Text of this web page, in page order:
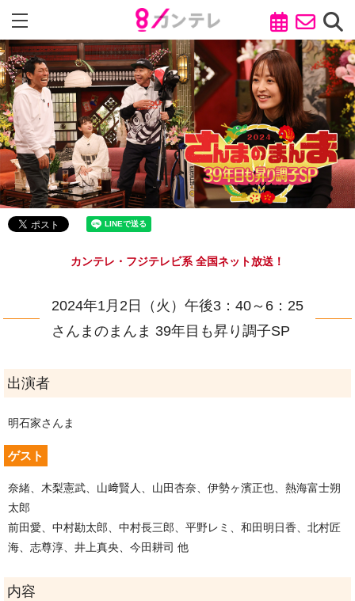
カンテレ・フジテレビ系 全国ネット放送！
2024年1月2日（火）午後3：40～6：25
さんまのまんま 39年目も昇り調子SP
出演者
明石家さんま
ゲスト
奈緒、木梨憲武、山﨑賢人、山田杏奈、伊勢ヶ濱正也、熱海富士朔
太郎
前田愛、中村勘太郎、中村長三郎、平野レミ、和田明日香、北村匠
海、志尊淳、井上真央、今田耕司 他
内容